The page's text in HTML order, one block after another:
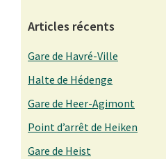
Articles récents
Gare de Havré-Ville
Halte de Hédenge
Gare de Heer-Agimont
Point d’arrêt de Heiken
Gare de Heist